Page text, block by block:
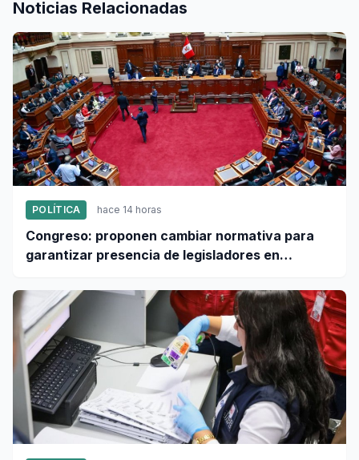
Noticias Relacionadas
POLÍTICA hace 14 horas
Congreso: proponen cambiar normativa para
garantizar presencia de legisladores en